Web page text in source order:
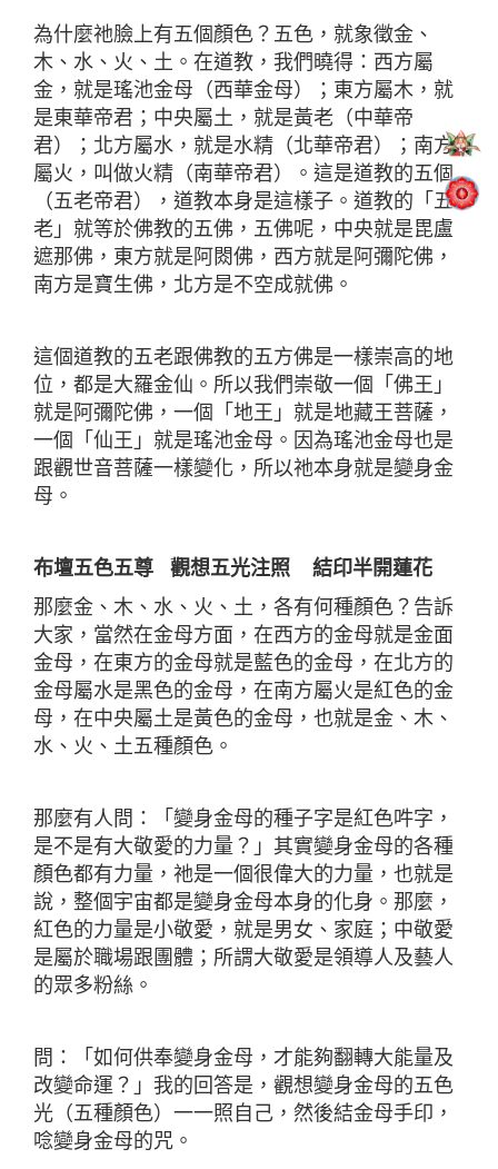
為什麼祂臉上有五個顏色？五色，就象徵金、
木、水、火、土。在道教，我們曉得：西方屬
金，就是瑤池金母（西華金母）；東方屬木，就
是東華帝君；中央屬土，就是黃老（中華帝
君）；北方屬水，就是水精（北華帝君）；南方
屬火，叫做火精（南華帝君）。這是道教的五個
（五老帝君），道教本身是這樣子。道教的「五
老」就等於佛教的五佛，五佛呢，中央就是毘盧
遮那佛，東方就是阿閦佛，西方就是阿彌陀佛，
南方是寶生佛，北方是不空成就佛。
這個道教的五老跟佛教的五方佛是一樣崇高的地
位，都是大羅金仙。所以我們崇敬一個「佛王」
就是阿彌陀佛，一個「地王」就是地藏王菩薩，
一個「仙王」就是瑤池金母。因為瑤池金母也是
跟觀世音菩薩一樣變化，所以祂本身就是變身金
母。
布壇五色五尊 觀想五光注照 結印半開蓮花
那麼金、木、水、火、土，各有何種顏色？告訴
大家，當然在金母方面，在西方的金母就是金面
金母，在東方的金母就是藍色的金母，在北方的
金母屬水是黑色的金母，在南方屬火是紅色的金
母，在中央屬土是黃色的金母，也就是金、木、
水、火、土五種顏色。
那麼有人問：「變身金母的種子字是紅色吽字，
是不是有大敬愛的力量？」其實變身金母的各種
顏色都有力量，祂是一個很偉大的力量，也就是
說，整個宇宙都是變身金母本身的化身。那麼，
紅色的力量是小敬愛，就是男女、家庭；中敬愛
是屬於職場跟團體；所謂大敬愛是領導人及藝人
的眾多粉絲。
問：「如何供奉變身金母，才能夠翻轉大能量及
改變命運？」我的回答是，觀想變身金母的五色
光（五種顏色）一一照自己，然後結金母手印，
唸變身金母的咒。